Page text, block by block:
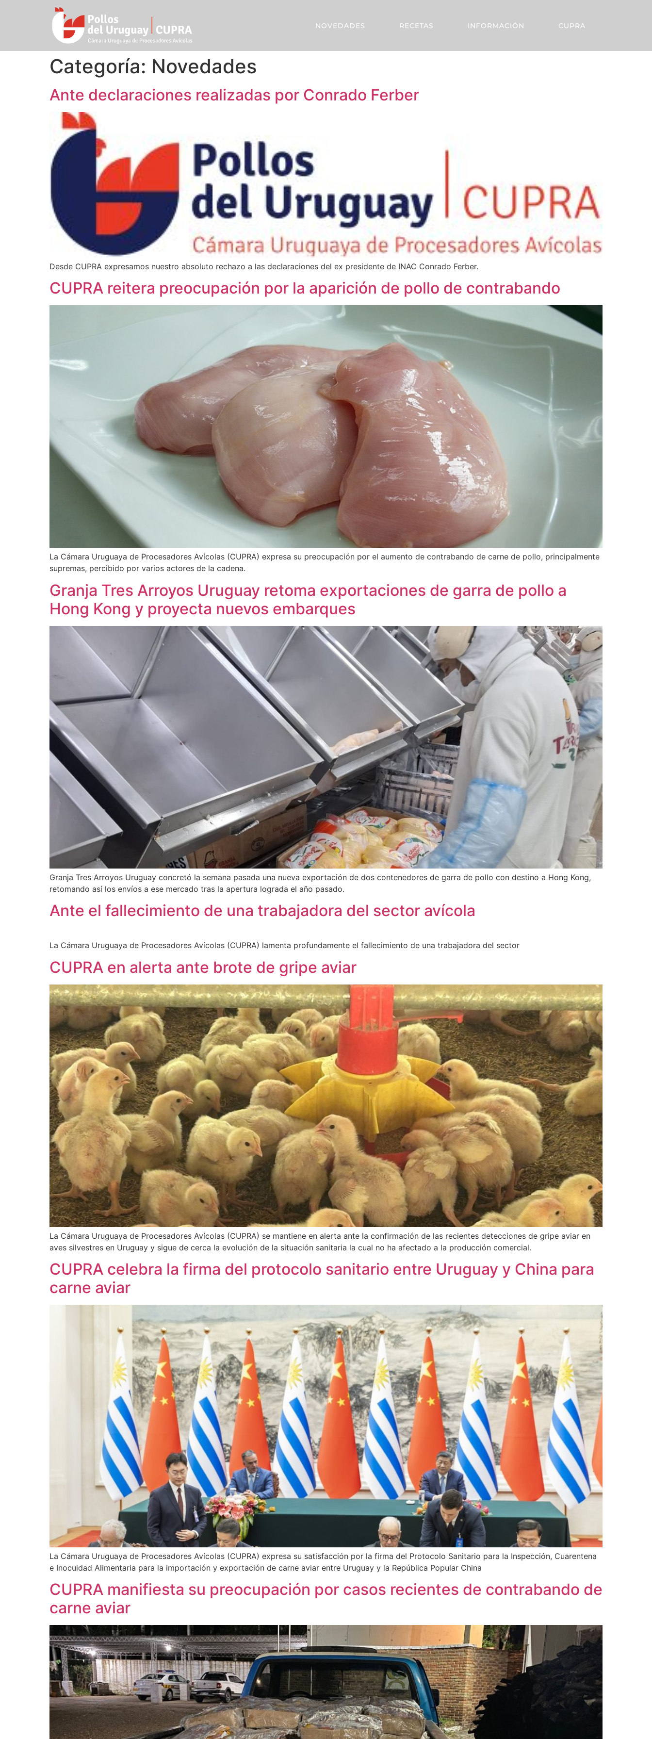
NOVEDADES RECETAS INFORMACIÓN CUPRA
Categoría: Novedades
Ante declaraciones realizadas por Conrado Ferber
Desde CUPRA expresamos nuestro absoluto rechazo a las declaraciones del ex presidente de INAC Conrado Ferber.
CUPRA reitera preocupación por la aparición de pollo de contrabando
La Cámara Uruguaya de Procesadores Avícolas (CUPRA) expresa su preocupación por el aumento de contrabando de carne de pollo, principalmente
supremas, percibido por varios actores de la cadena.
Granja Tres Arroyos Uruguay retoma exportaciones de garra de pollo a
Hong Kong y proyecta nuevos embarques
Granja Tres Arroyos Uruguay concretó la semana pasada una nueva exportación de dos contenedores de garra de pollo con destino a Hong Kong,
retomando así los envíos a ese mercado tras la apertura lograda el año pasado.
Ante el fallecimiento de una trabajadora del sector avícola
La Cámara Uruguaya de Procesadores Avícolas (CUPRA) lamenta profundamente el fallecimiento de una trabajadora del sector
CUPRA en alerta ante brote de gripe aviar
La Cámara Uruguaya de Procesadores Avícolas (CUPRA) se mantiene en alerta ante la confirmación de las recientes detecciones de gripe aviar en
aves silvestres en Uruguay y sigue de cerca la evolución de la situación sanitaria la cual no ha afectado a la producción comercial.
CUPRA celebra la firma del protocolo sanitario entre Uruguay y China para
carne aviar
La Cámara Uruguaya de Procesadores Avícolas (CUPRA) expresa su satisfacción por la firma del Protocolo Sanitario para la Inspección, Cuarentena
e Inocuidad Alimentaria para la importación y exportación de carne aviar entre Uruguay y la República Popular China
CUPRA manifiesta su preocupación por casos recientes de contrabando de
carne aviar